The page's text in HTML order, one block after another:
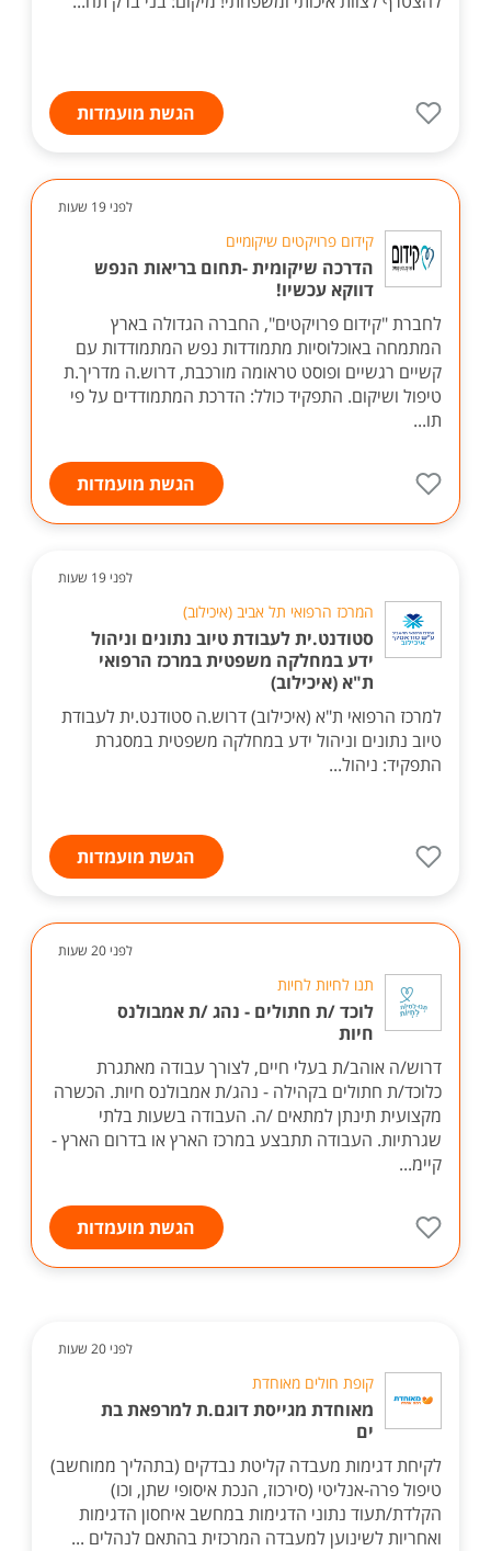
הגשת מועמדות
לפני 19 שעות
קידום פרויקטים שיקומיים
הדרכה שיקומית -תחום בריאות הנפש
דווקא עכשיו!
לחברת "קידום פרויקטים", החברה הגדולה בארץ
המתמחה באוכלוסיות מתמודדות נפש המתמודדות עם
קשיים רגשיים ופוסט טראומה מורכבת, דרוש.ה מדריך.ת
טיפול ושיקום. התפקיד כולל: הדרכת המתמודדים על פי
תו...
הגשת מועמדות
לפני 19 שעות
המרכז הרפואי תל אביב (איכילוב)
סטודנט.ית לעבודת טיוב נתונים וניהול
ידע במחלקה משפטית במרכז הרפואי
ת"א (איכילוב)
למרכז הרפואי ת"א (איכילוב) דרוש.ה סטודנט.ית לעבודת
טיוב נתונים וניהול ידע במחלקה משפטית במסגרת
התפקיד: ניהול...
הגשת מועמדות
לפני 20 שעות
תנו לחיות לחיות
לוכד /ת חתולים - נהג /ת אמבולנס
חיות
דרוש/ה אוהב/ת בעלי חיים, לצורך עבודה מאתגרת
כלוכד/ת חתולים בקהילה - נהג/ת אמבולנס חיות. הכשרה
מקצועית תינתן למתאים /ה. העבודה בשעות בלתי
שגרתיות. העבודה תתבצע במרכז הארץ או בדרום הארץ -
קיימ...
הגשת מועמדות
לפני 20 שעות
קופת חולים מאוחדת
מאוחדת מגייסת דוגם.ת למרפאת בת
ים
לקיחת דגימות מעבדה קליטת נבדקים (בתהליך ממוחשב)
טיפול פרה-אנליטי (סירכוז, הנכת איסופי שתן, וכו)
הקלדת/תעוד נתוני הדגימות במחשב איחסון הדגימות
ואחריות לשינוען למעבדה המרכזית בהתאם לנהלים ...